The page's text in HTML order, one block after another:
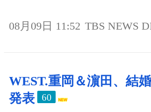
08月09日 11:52 TBS NEWS
WEST.重岡＆濵田、結
発表
60